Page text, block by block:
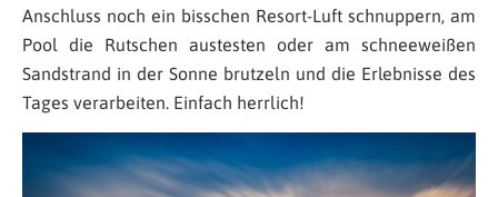
Anschluss noch ein bisschen Resort-Luft schnuppern, am
Pool die Rutschen austesten oder am schneeweißen
Sandstrand in der Sonne brutzeln und die Erlebnisse des
Tages verarbeiten. Einfach herrlich!